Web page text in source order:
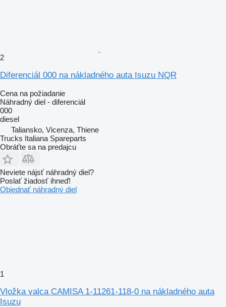
2
Diferenciál 000 na nákladného auta Isuzu NQR
Cena na požiadanie
Náhradný diel - diferenciál
000
diesel
Taliansko, Vicenza, Thiene
Trucks Italiana Spareparts
Obráťte sa na predajcu
Neviete nájsť náhradný diel?
Poslať žiadosť ihneď!
Objednať náhradný diel
1
Vložka valca CAMISA 1-11261-118-0 na nákladného auta
Isuzu